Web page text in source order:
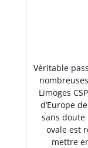
Véritable
Limoges
d’Europe
sans doute
ovale est
mettre